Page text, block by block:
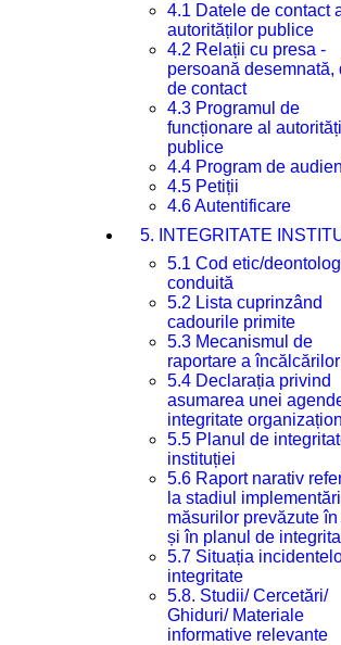
4.1 Datele de contact
autorităților publice
4.2 Relații cu presa -
persoană desemnată,
de contact
4.3 Programul de
funcționare al
publice
4.4 Program de
4.5 Petiții
4.6 Autentificare
5. INTEGRITATE
5.1 Cod etic/
conduită
5.2 Lista cuprinzând
cadourile primite
5.3 Mecanismul de
raportare a
5.4 Declarația privind
asumarea unei
integritate
5.5 Planul de
instituției
5.6 Raport narativ
la stadiul
măsurilor prevăzute
și în planul de
5.7 Situația
integritate
5.8. Studii/ Cercetări/
Ghiduri/ Materiale
informative relevante